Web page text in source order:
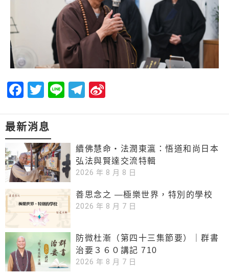
Facebook
Twitter
LineTelegram
最新消息
續佛慧命‧法潤東瀛：悟道和尚日本
弘法與賢達交流特輯
2026 年 8 月 8 日
善思念之 —極樂世界，特別的學校
2026 年 8 月 7 日
防微杜漸（第四十三集節要）｜群書
治要３６０講記 710
2026 年 8 月 7 日